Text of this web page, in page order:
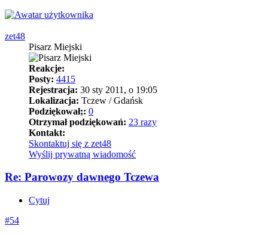
zet48
Pisarz Miejski
Reakcje:
Posty: 4415
Rejestracja: 30 sty 2011, o 19:05
Lokalizacja: Tczew / Gdańsk
Podziękował;: 0
Otrzymał podziękowań: 23 razy
Kontakt:
Skontaktuj się z zet48
Wyślij prywatną wiadomość
Re: Parowozy dawnego Tczewa
Cytuj
#54